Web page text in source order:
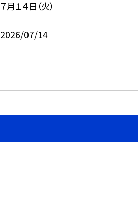
７月１４日（火）
2026/07/14